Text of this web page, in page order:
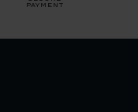
payment